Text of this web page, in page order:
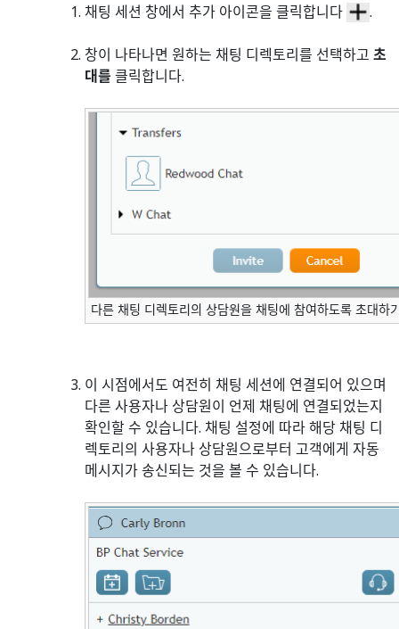
채팅 세션 창에서 추가 아이콘을 클릭합니다
.
창이 나타나면 원하는 채팅 디렉토리를 선택하고초
대를 클릭합니다.
다른 채팅 디렉토리의 상담원을 채팅에 참여하도록 초대하
이 시점에서도 여전히 채팅 세션에 연결되어 있으며
다른 사용자나 상담원이 언제 채팅에 연결되었는지
확인할 수 있습니다. 채팅 설정에 따라 해당 채팅 디
렉토리의 사용자나 상담원으로부터 고객에게 자동
메시지가 송신되는 것을 볼 수 있습니다.